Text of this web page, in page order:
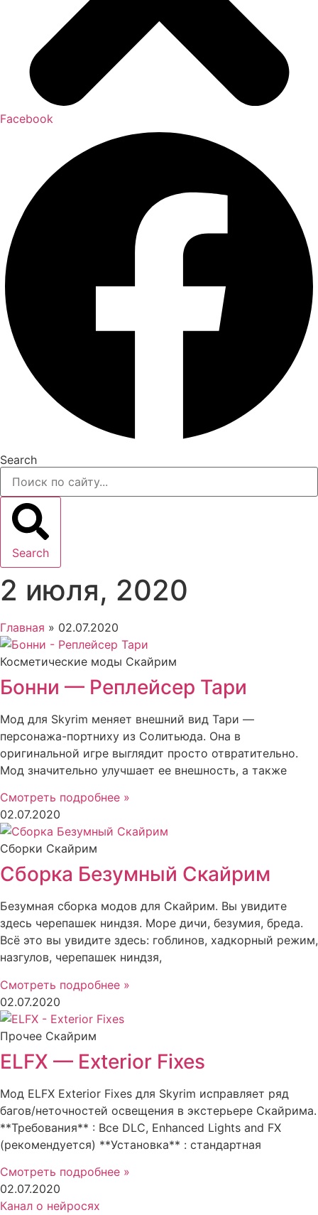
Facebook
Search
Search
2 июля, 2020
Главная » 02.07.2020
Косметические моды Скайрим
Бонни — Реплейсер Тари
Мод для Skyrim меняет внешний вид Тари —
персонажа-портниху из Солитьюда. Она в
оригинальной игре выглядит просто отвратительно.
Мод значительно улучшает ее внешность, а также
Смотреть подробнее »
02.07.2020
Сборки Скайрим
Сборка Безумный Скайрим
Безумная сборка модов для Скайрим. Вы увидите
здесь черепашек ниндзя. Море дичи, безумия, бреда.
Всё это вы увидите здесь: гоблинов, хадкорный режим,
назгулов, черепашек ниндзя,
Смотреть подробнее »
02.07.2020
Прочее Скайрим
ELFX — Exterior Fixes
Мод ELFX Exterior Fixes для Skyrim исправляет ряд
багов/неточностей освещения в экстерьере Скайрима.
**Требования** : Все DLC, Enhanced Lights and FX
(рекомендуется) **Установка** : стандартная
Смотреть подробнее »
02.07.2020
Канал о нейросях